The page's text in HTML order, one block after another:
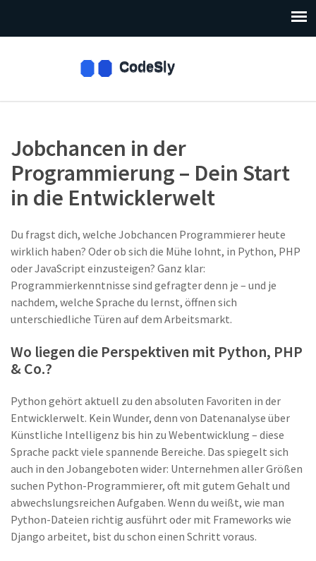
Jobchancen in der
Programmierung – Dein Start
in die Entwicklerwelt
Du fragst dich, welche Jobchancen Programmierer heute
wirklich haben? Oder ob sich die Mühe lohnt, in Python, PHP
oder JavaScript einzusteigen? Ganz klar:
Programmierkenntnisse sind gefragter denn je – und je
nachdem, welche Sprache du lernst, öffnen sich
unterschiedliche Türen auf dem Arbeitsmarkt.
Wo liegen die Perspektiven mit Python, PHP
& Co.?
Python gehört aktuell zu den absoluten Favoriten in der
Entwicklerwelt. Kein Wunder, denn von Datenanalyse über
Künstliche Intelligenz bis hin zu Webentwicklung – diese
Sprache packt viele spannende Bereiche. Das spiegelt sich
auch in den Jobangeboten wider: Unternehmen aller Größen
suchen Python-Programmierer, oft mit gutem Gehalt und
abwechslungsreichen Aufgaben. Wenn du weißt, wie man
Python-Dateien richtig ausführt oder mit Frameworks wie
Django arbeitet, bist du schon einen Schritt voraus.